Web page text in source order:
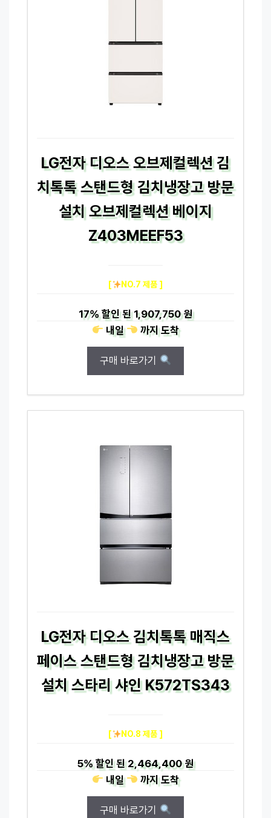
LG전자 디오스 오브제컬렉션 김
치톡톡 스탠드형 김치냉장고 방문
설치 오브제컬렉션 베이지
Z403MEEF53
[ NO.7 제품 ]
17%할인 된1,907,750 원
내일
까지도착
구매 바로가기
LG전자 디오스 김치톡톡 매직스
페이스 스탠드형 김치냉장고 방문
설치 스타리 샤인 K572TS343
[ NO.8 제품 ]
5%할인 된2,464,400 원
내일
까지도착
구매 바로가기